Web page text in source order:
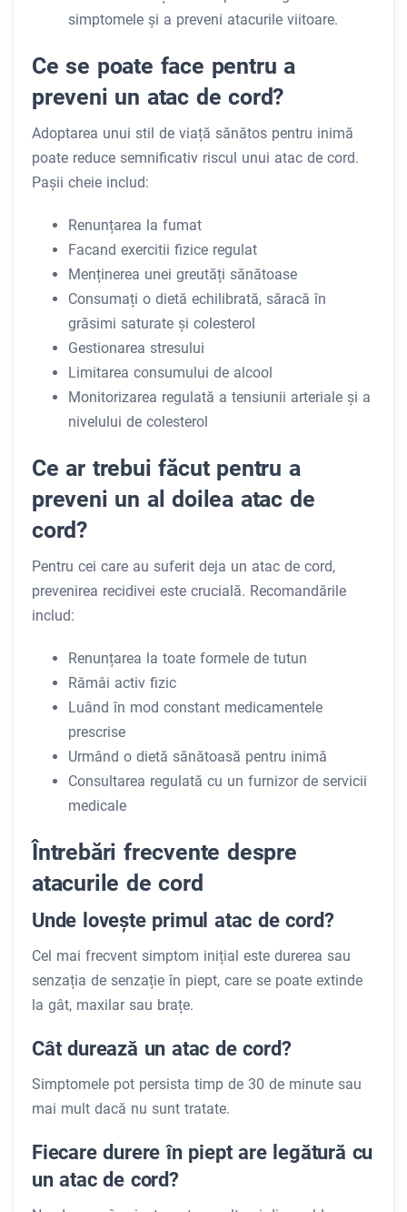
simptomele și a preveni atacurile viitoare.
Ce se poate face pentru a
preveni un atac de cord?
Adoptarea unui stil de viață sănătos pentru inimă
poate reduce semnificativ riscul unui atac de cord.
Pașii cheie includ:
Renunțarea la fumat
Facand exercitii fizice regulat
Menținerea unei greutăți sănătoase
Consumați o dietă echilibrată, săracă în
grăsimi saturate și colesterol
Gestionarea stresului
Limitarea consumului de alcool
Monitorizarea regulată a tensiunii arteriale și a
nivelului de colesterol
Ce ar trebui făcut pentru a
preveni un al doilea atac de
cord?
Pentru cei care au suferit deja un atac de cord,
prevenirea recidivei este crucială. Recomandările
includ:
Renunțarea la toate formele de tutun
Rămâi activ fizic
Luând în mod constant medicamentele
prescrise
Urmând o dietă sănătoasă pentru inimă
Consultarea regulată cu un furnizor de servicii
medicale
Întrebări frecvente despre
atacurile de cord
Unde lovește primul atac de cord?
Cel mai frecvent simptom inițial este durerea sau
senzația de senzație în piept, care se poate extinde
la gât, maxilar sau brațe.
Cât durează un atac de cord?
Simptomele pot persista timp de 30 de minute sau
mai mult dacă nu sunt tratate.
Fiecare durere în piept are legătură cu
un atac de cord?